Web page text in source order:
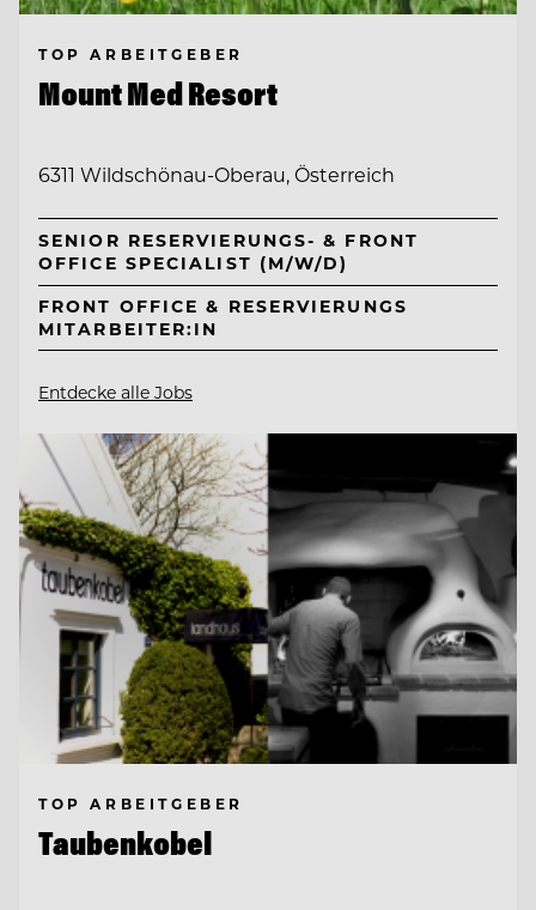
TOP ARBEITGEBER
Mount Med Resort
6311 Wildschönau-Oberau, Österreich
SENIOR RESERVIERUNGS- & FRONT
OFFICE SPECIALIST (M/W/D)
FRONT OFFICE & RESERVIERUNGS
MITARBEITER:IN
Entdecke alle Jobs
TOP ARBEITGEBER
Taubenkobel